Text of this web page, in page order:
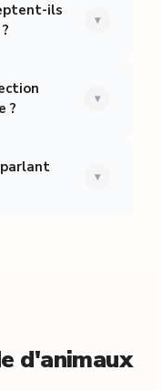
ils
▾
?
▾
▾
d'animaux